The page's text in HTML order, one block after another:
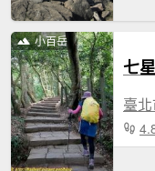
小百岳
七
臺